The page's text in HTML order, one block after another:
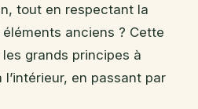
tout en respectant la
anciens ? Cette
grands principes à
en passant par